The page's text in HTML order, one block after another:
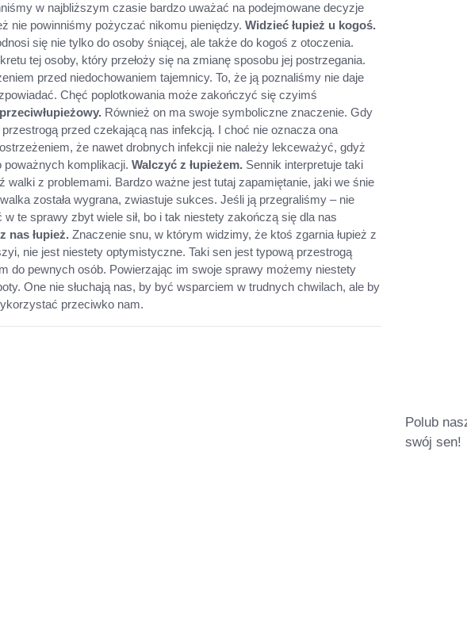
w najbliższym czasie bardzo uważać na podejmowane decyzje
nie powinniśmy pożyczać nikomu pieniędzy. Widzieć łupież u kogoś.
się nie tylko do osoby śniącej, ale także do kogoś z otoczenia.
tej osoby, który przełoży się na zmianę sposobu jej postrzegania.
przed niedochowaniem tajemnicy. To, że ją poznaliśmy nie daje
Chęć poplotkowania może zakończyć się czyimś
Również on ma swoje symboliczne znaczenie. Gdy
przed czekającą nas infekcją. I choć nie oznacza ona
że nawet drobnych infekcji nie należy lekceważyć, gdyż
komplikacji. Walczyć z łupieżem. Sennik interpretuje taki
walki z problemami. Bardzo ważne jest tutaj zapamiętanie, jaki we śnie
została wygrana, zwiastuje sukces. Jeśli ją przegraliśmy – nie
te sprawy zbyt wiele sił, bo i tak niestety zakończą się dla nas
nas łupież. Znaczenie snu, w którym widzimy, że ktoś zgarnia łupież z
nie jest niestety optymistyczne. Taki sen jest typową przestrogą
do pewnych osób. Powierzając im swoje sprawy możemy niestety
One nie słuchają nas, by być wsparciem w trudnych chwilach, ale by
przeciwko nam.
Polub
swój sen!